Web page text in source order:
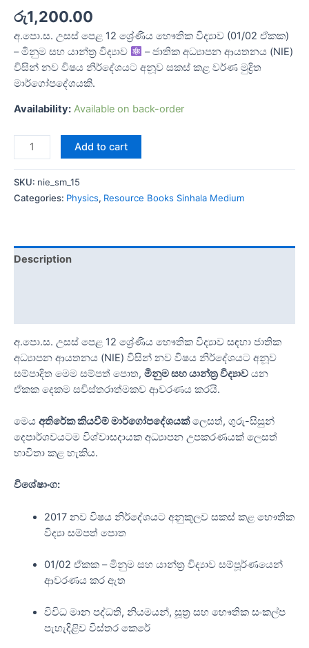
රු1,200.00
අ.පො.ස. උසස් පෙළ 12 ශ්‍රේණිය භෞතික විද්‍යාව (01/02 ඒකක)
– මිනුම සහ යාන්ත්‍ර විද්‍යාව
– ජාතික අධ්‍යාපන ආයතනය (NIE)
විසින් නව විෂය නිර්දේශයට අනූව සකස් කළ වර්ණ මුද්‍රිත
මාර්ගෝපදේශයකි.
Availability: Available on back-order
Add to cart
SKU: nie_sm_15
Categories: Physics, Resource Books Sinhala Medium
Description
අ.පො.ස. උසස් පෙළ 12 ශ්‍රේණිය භෞතික විද්‍යාව සඳහා ජාතික
අධ්‍යාපන ආයතනය (NIE) විසින් නව විෂය නිර්දේශයට අනූව
සම්පාදිත මෙම සම්පත් පොත, මිනුම සහ යාන්ත්‍ර විද්‍යාව යන
ඒකක දෙකම සවිස්තරාත්මකව ආවරණය කරයි.
මෙය අතිරේක කියවීම් මාර්ගෝපදේශයක්ලෙසත්, ගුරු-සිසුන්
දෙපාර්ශවයටම විශ්වාසදායක අධ්‍යාපන උපකරණයක් ලෙසත්
භාවිතා කළ හැකිය.
විශේෂාංග:
2017 නව විෂය නිර්දේශයට අනුකූලව සකස් කළ භෞතික
විද්‍යා සම්පත් පොත
01/02 ඒකක – මිනුම සහ යාන්ත්‍ර විද්‍යාව සම්පූර්ණයෙන්
ආවරණය කර ඇත
විවිධ මාන පද්ධති, නියමයන්, සූත්‍ර සහ භෞතික සංකල්ප
පැහැදිළිව විස්තර කෙරේ